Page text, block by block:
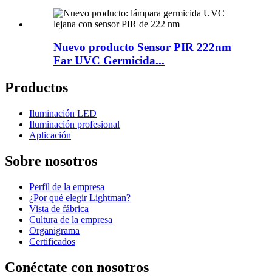
Nuevo producto Sensor PIR 222nm
Far UVC Germicida...
Productos
Iluminación LED
Iluminación profesional
Aplicación
Sobre nosotros
Perfil de la empresa
¿Por qué elegir Lightman?
Vista de fábrica
Cultura de la empresa
Organigrama
Certificados
Conéctate con nosotros